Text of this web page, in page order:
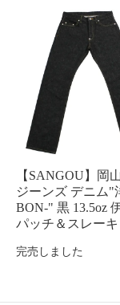
【SANGOU】岡
ジーンズ デニム"
BON-" 黒 13.5oz
パッチ＆スレーキ
完売しました